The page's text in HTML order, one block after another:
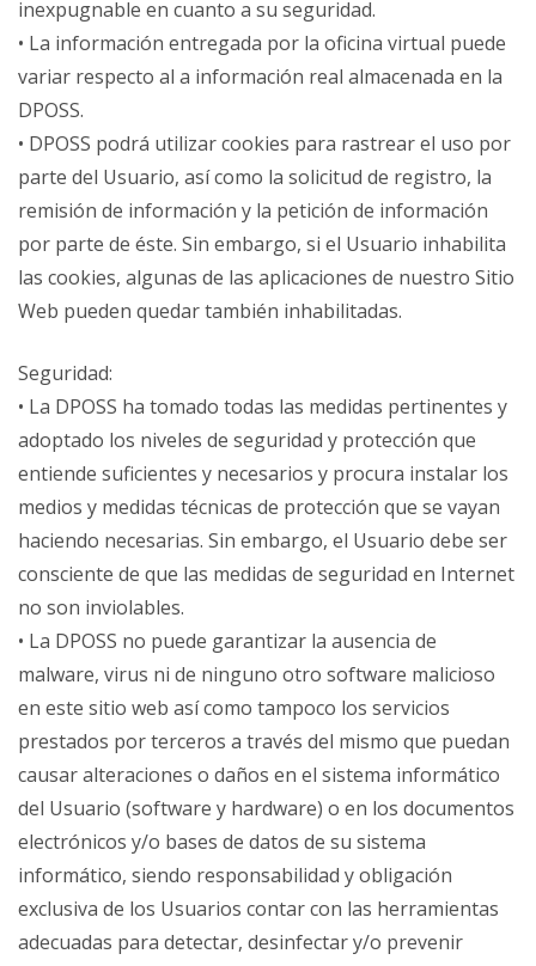
inexpugnable en cuanto a su seguridad.
• La información entregada por la oficina virtual puede
variar respecto al a información real almacenada en la
DPOSS.
• DPOSS podrá utilizar cookies para rastrear el uso por
parte del Usuario, así como la solicitud de registro, la
remisión de información y la petición de información
por parte de éste. Sin embargo, si el Usuario inhabilita
las cookies, algunas de las aplicaciones de nuestro Sitio
Web pueden quedar también inhabilitadas.
Seguridad:
• La DPOSS ha tomado todas las medidas pertinentes y
adoptado los niveles de seguridad y protección que
entiende suficientes y necesarios y procura instalar los
medios y medidas técnicas de protección que se vayan
haciendo necesarias. Sin embargo, el Usuario debe ser
consciente de que las medidas de seguridad en Internet
no son inviolables.
• La DPOSS no puede garantizar la ausencia de
malware, virus ni de ninguno otro software malicioso
en este sitio web así como tampoco los servicios
prestados por terceros a través del mismo que puedan
causar alteraciones o daños en el sistema informático
del Usuario (software y hardware) o en los documentos
electrónicos y/o bases de datos de su sistema
informático, siendo responsabilidad y obligación
exclusiva de los Usuarios contar con las herramientas
adecuadas para detectar, desinfectar y/o prevenir